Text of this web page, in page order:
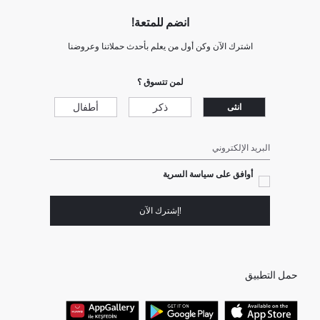
انضم للمتعة!
اشترك الآن وكن أول من يعلم بأحدث حملاتنا وعروضنا
لمن تتسوق ؟
انثى ذكر أطفال
البريد الإلكتروني
أوافق على سياسة السرية
!إشترك الآن
حمل التطبيق